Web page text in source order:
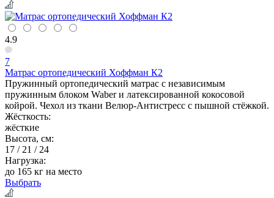
4.9
7
Матрас ортопедический Хоффман К2
Пружинный ортопедический матрас с независимым
пружинным блоком Waber и латексированной кокосовой
койрой. Чехол из ткани Велюр-Антистресс с пышной стёжкой.
Жёсткость:
жёсткие
Высота, см:
17 / 21 / 24
Нагрузка:
до 165 кг на место
Выбрать